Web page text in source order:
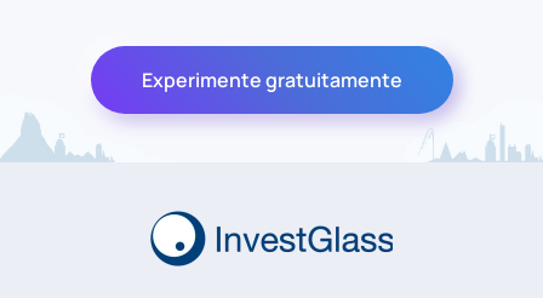
Experimente gratuitamente